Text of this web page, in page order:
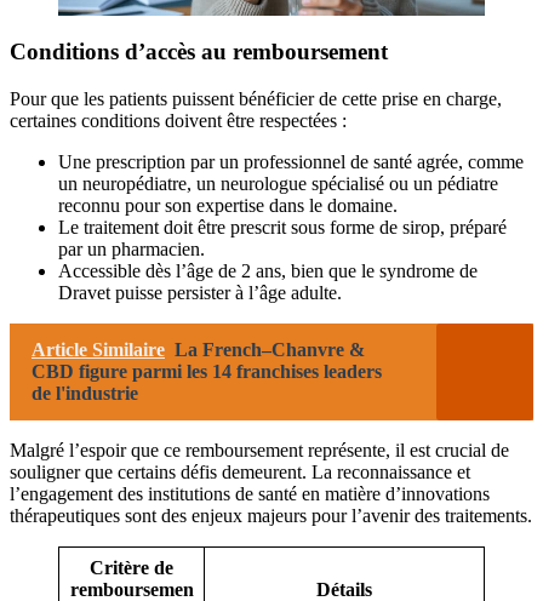
Conditions d’accès au remboursement
Pour que les patients puissent bénéficier de cette prise en charge,
certaines conditions doivent être respectées :
Une prescription par un professionnel de santé agrée, comme
un neuropédiatre, un neurologue spécialisé ou un pédiatre
reconnu pour son expertise dans le domaine.
Le traitement doit être prescrit sous forme de sirop, préparé
par un pharmacien.
Accessible dès l’âge de 2 ans, bien que le syndrome de
Dravet puisse persister à l’âge adulte.
Article Similaire La French–Chanvre &
CBD figure parmi les 14 franchises leaders
de l'industrie
Malgré l’espoir que ce remboursement représente, il est crucial de
souligner que certains défis demeurent. La reconnaissance et
l’engagement des institutions de santé en matière d’innovations
thérapeutiques sont des enjeux majeurs pour l’avenir des traitements.
Critère de
remboursemen
Détails